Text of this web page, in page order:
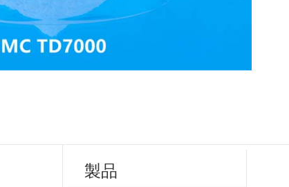
製品